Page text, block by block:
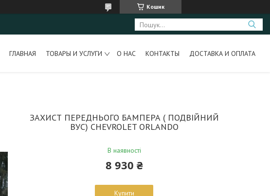
Кошик
ГЛАВНАЯ ТОВАРЫ И УСЛУГИ О НАС КОНТАКТЫ ДОСТАВКА И ОПЛАТА
ЗАХИСТ ПЕРЕДНЬОГО БАМПЕРА ( ПОДВІЙНИЙ
ВУС) CHEVROLET ORLANDO
В наявності
8 930 ₴
Купити